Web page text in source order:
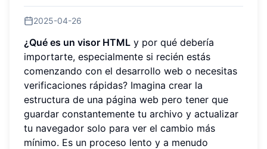
2025-04-26
¿Qué es un visor HTML y por qué debería
importarte, especialmente si recién estás
comenzando con el desarrollo web o necesitas
verificaciones rápidas? Imagina crear la
estructura de una página web pero tener que
guardar constantemente tu archivo y actualizar
tu navegador solo para ver el cambio más
mínimo. Es un proceso lento y a menudo